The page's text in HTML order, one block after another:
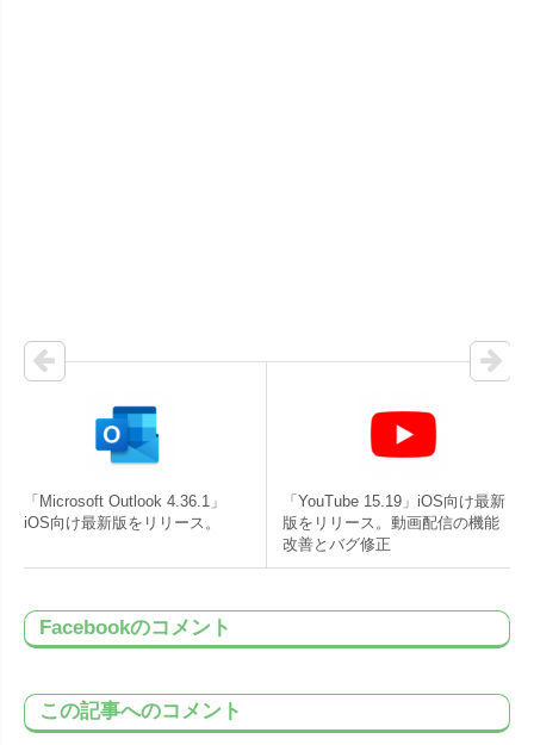
「Microsoft Outlook 4.36.1」
iOS向け最新版をリリース。
「YouTube 15.19」iOS向け最新
版をリリース。動画配信の機能
改善とバグ修正
Facebookのコメント
この記事へのコメント